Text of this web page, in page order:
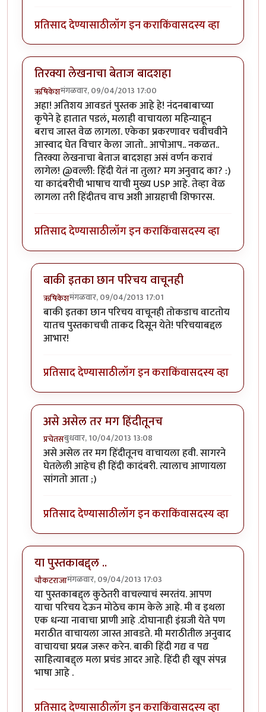
प्रतिसाद देण्यासाठीलॉग इन कराकिंवासदस्य व्हा
तिरक्या लेखनाचा बेताज बादशहा
ऋषिकेशमंगळवार, 09/04/2013 17:00
अहा! अतिशय आवडतं पुस्तक आहे हे! नंदनबाबाच्या
कृपेने हे हातात पडलं, मलाही वाचायला महिन्याहून
बराच जास्त वेळ लागला. एकेका प्रकरणावर चवीचवीने
आस्वाद घेत विचार केला जातो.. आपोआप.. नकळत..
तिरक्या लेखनाचा बेताज बादशहा असं वर्णन करावं
लागेल! @वल्ली: हिंदी येतं ना तुला? मग अनुवाद का? :)
या कादंबरीची भाषाच याची मुख्य USP आहे. तेव्हा वेळ
लागला तरी हिंदीतच वाच अशी आग्रहाची शिफारस.
प्रतिसाद देण्यासाठीलॉग इन कराकिंवासदस्य व्हा
बाकी इतका छान परिचय वाचूनही
ऋषिकेशमंगळवार, 09/04/2013 17:01
In reply toतिरक्या लेखनाचा बेताज बादशहाbyऋषिकेश
बाकी इतका छान परिचय वाचूनही तोकडाच वाटतोय
यातच पुस्तकाचची ताकद दिसून येते! परिचयाबद्दल
आभार!
प्रतिसाद देण्यासाठीलॉग इन कराकिंवासदस्य व्हा
असे असेल तर मग हिंदीतूनच
प्रचेतसबुधवार, 10/04/2013 13:08
In reply toतिरक्या लेखनाचा बेताज बादशहाbyऋषिकेश
असे असेल तर मग हिंदीतूनच वाचायला हवी. सागरने
घेतलेली आहेच ही हिंदी कादंबरी. त्यालाच आणायला
सांगतो आता ;)
प्रतिसाद देण्यासाठीलॉग इन कराकिंवासदस्य व्हा
या पुस्तकाबद्द्ल ..
चौकटराजामंगळवार, 09/04/2013 17:03
या पुस्तकाबद्द्ल कुठेतरी वाचल्याचं स्मरतंय. आपण
याचा परिचय देऊन मोठेच काम केले आहे. मी व इथला
एक धन्या नावाचा प्राणी आहे .दोघानाही इंग्रजी येते पण
मराठीत वाचायला जास्त आवडते. मी मराठीतील अनुवाद
वाचायचा प्रयत्न जरूर करेन. बाकी हिंदी गद्य व पद्य
साहित्याबद्द्ल मला प्रचंड आदर आहे. हिंदी ही खूप संपन्न
भाषा आहे .
प्रतिसाद देण्यासाठीलॉग इन कराकिंवासदस्य व्हा